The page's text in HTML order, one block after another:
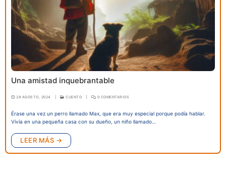
Una amistad inquebrantable
28 AGOSTO, 2024 CUENTO 0 COMENTARIOS
Érase una vez un perro llamado Max, que era muy especial porque podía hablar.
Vivía en una pequeña casa con su dueño, un niño llamado…
LEER MÁS →